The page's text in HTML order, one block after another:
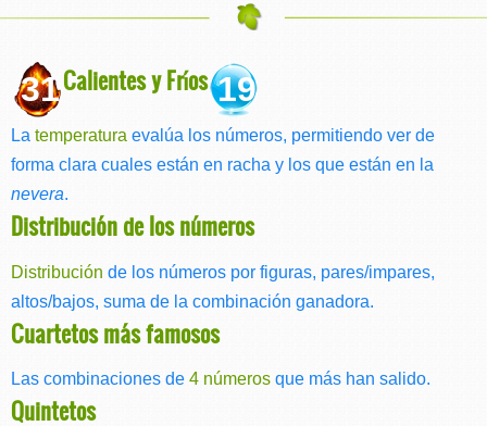
31Calientes y Fríos19
La temperatura evalúa los números, permitiendo ver de
forma clara cuales están en racha y los que están en la
nevera.
Distribución de los números
Distribución de los números por figuras, pares/impares,
altos/bajos, suma de la combinación ganadora.
Cuartetos más famosos
Las combinaciones de 4 números que más han salido.
Quintetos